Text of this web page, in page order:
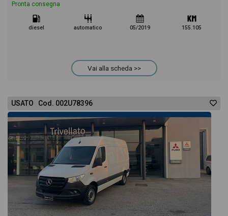
Pronta consegna
diesel automatico 05/2019 155.105
Vai alla scheda >>
USATO Cod. 002U78396